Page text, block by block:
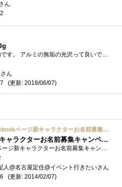
ん
龍角散20gです。 アルミの無垢の光沢って良いですね。中身を使い切ってしまっても、捨てられません。 最近、90gの缶入りを買いましたが、携...
ん
(更新: 2018/06/07)
白十字facebookページ新キャラクターお名前募集キャンペーン当選賞品
たまたまキャラクターお名前募集キャンペーンがあったので、
人@名古屋定住@イベント行きたいさん
(更新: 2014/02/07)